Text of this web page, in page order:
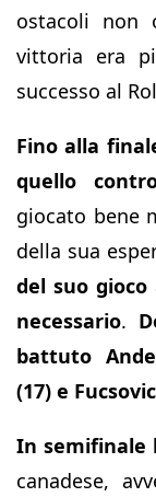
ostacoli non
vittoria era
successo al
Fino alla
quello
giocato bene
della sua
del suo gioco
necessario.
battuto
(17) e
In semifinale
canadese,